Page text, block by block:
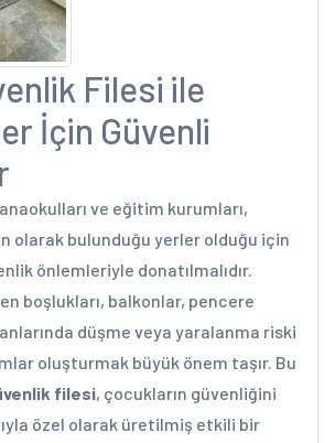
Filesi ile
İçin Güvenli
ve eğitim kurumları,
olarak bulunduğu yerler olduğu için
önlemleriyle donatılmalıdır.
boşlukları, balkonlar, pencere
düşme veya yaralanma riski
oluşturmak büyük önem taşır. Bu
filesi, çocukların güvenliğini
özel olarak üretilmiş etkili bir